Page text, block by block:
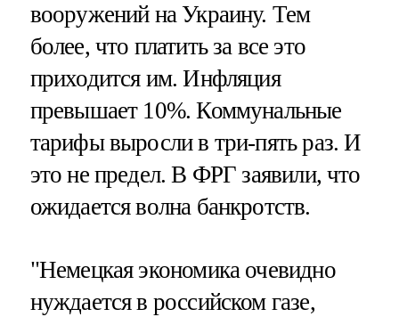
вооружений на Украину. Тем
более, что платить за все это
приходится им. Инфляция
превышает 10%. Коммунальные
тарифы выросли в три-пять раз. И
это не предел. В ФРГ заявили, что
ожидается волна банкротств.
"Немецкая экономика очевидно
нуждается в российском газе,